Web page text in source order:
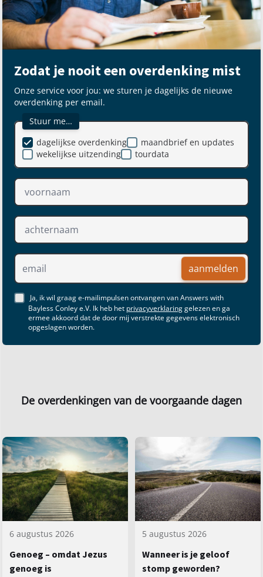
Zodat je nooit een overdenking mist
Onze service voor jou: we sturen je dagelijks de nieuwe
overdenking per email.
Stuur me…
maandbrief en updates
dagelijkse overdenking
wekelijkse uitzending
tourdata
aanmelden
Ja, ik wil graag e-mailimpulsen ontvangen van Answers with
Bayless Conley e.V. Ik heb het privacyverklaringgelezen en ga
ermee akkoord dat de door mij verstrekte gegevens elektronisch
opgeslagen worden.
De overdenkingen van de voorgaande dagen
6 augustus 2026
Genoeg – omdat Jezus
genoeg is
5 augustus 2026
Wanneer is je geloof
stomp geworden?